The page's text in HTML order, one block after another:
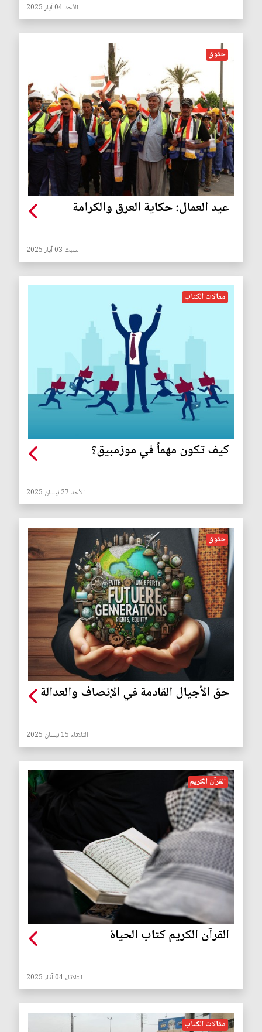
الأحد 04 آيار 2025
حقوق
عيد العمال: حكاية العرق والكرامة
السبت 03 آيار 2025
مقالات الكتاب
كيف تكون مهماً في موزمبيق؟
الأحد 27 نيسان 2025
حقوق
حق الأجيال القادمة في الإنصاف والعدالة
الثلاثاء 15 نيسان 2025
القرآن الكريم
القرآن الكريم كتاب الحياة
الثلاثاء 04 آذار 2025
مقالات الكتاب